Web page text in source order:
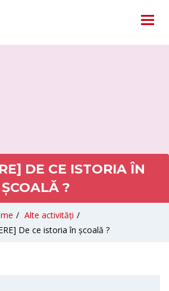
DE CE ISTORIA ÎN
ȘCOALĂ ?
/ Alte activități /
De ce istoria în școală ?